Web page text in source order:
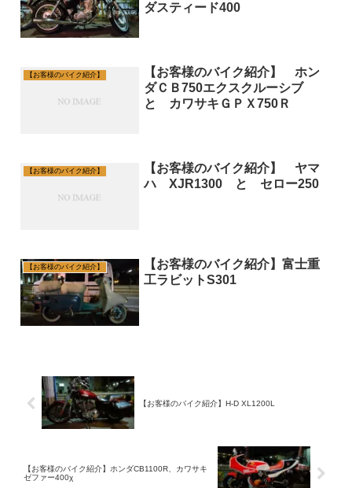
ダスティード400
【お客様のバイク紹介】
【お客様のバイク紹介】 ホン
ダＣＢ750エクスクルーシブ
と カワサキＧＰＸ750Ｒ
【お客様のバイク紹介】
【お客様のバイク紹介】 ヤマ
ハ XJR1300 と セロー250
【お客様のバイク紹介】
【お客様のバイク紹介】富士重
工ラビットS301
【お客様のバイク紹介】H-D XL1200L
【お客様のバイク紹介】ホンダCB1100R、カワサキ
ゼファー400χ